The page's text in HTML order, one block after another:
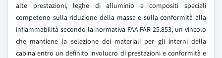
alte prestazioni, leghe di alluminio e compositi speciali
competono sulla riduzione della massa e sulla conformità alla
infiammabilità secondo la normativa FAA FAR 25.853, un vincolo
che mantiene la selezione dei materiali per gli interni della
cabina entro un definito involucro di prestazioni e conformità e